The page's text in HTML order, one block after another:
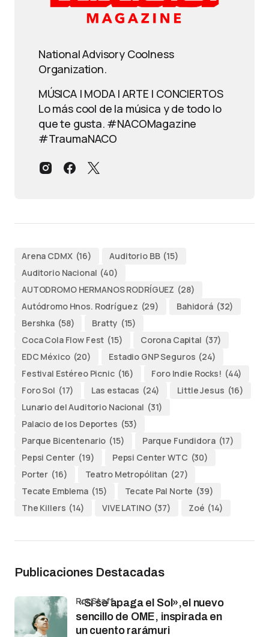
National Advisory Coolness
Organization.
MÚSICA | MODA | ARTE | CONCIERTOS
Lo más cool de la música y de todo lo
que te gusta. #NACOMagazine
#TraumaNACO
Arena CDMX (16) Auditorio BB (15)
Auditorio Nacional (40)
AUTODROMO HERMANOS RODRÍGUEZ (28)
Autódromo Hnos. Rodríguez (29) Bahidorá (32)
Bershka (58) Bratty (15)
Coca Cola Flow Fest (15) Corona Capital (37)
EDC México (20) Estadio GNP Seguros (24)
Festival Estéreo Picnic (16) Foro Indie Rocks! (44)
Foro Sol (17) Las estacas (24) Little Jesus (16)
Lunario del Auditorio Nacional (31)
Palacio de los Deportes (53)
Parque Bicentenario (15) Parque Fundidora (17)
Pepsi Center (19) Pepsi Center WTC (30)
Porter (16) Teatro Metropólitan (27)
Tecate Emblema (15) Tecate Pal Norte (39)
The Killers (14) VIVE LATINO (37) Zoé (14)
Publicaciones Destacadas
«Si se apaga el Sol»,el nuevo
sencillo de OME, inspirada en
un cuento rarámuri
por Staff